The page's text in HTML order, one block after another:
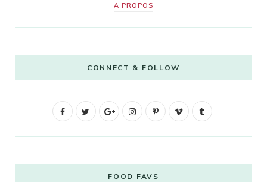
A PROPOS
CONNECT & FOLLOW
F
G
g
I
t
P
V
FOOD FAVS